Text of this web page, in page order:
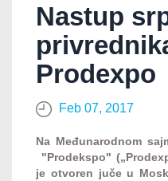
Nastup
Prodexpo
Feb 07, 2017
Na Međunarodnom
"Prodekspo"
je otvoren juče u